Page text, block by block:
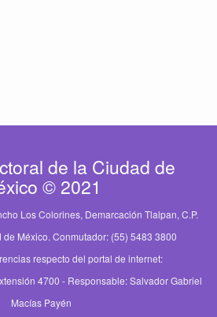
de la Ciudad de
© 2021
Los Colorines, Demarcación Tlalpan, C.P.
México. Conmutador: (55) 5483 3800
respecto del portal de internet:
4700 - Responsable: Salvador Gabriel
Macías Payén